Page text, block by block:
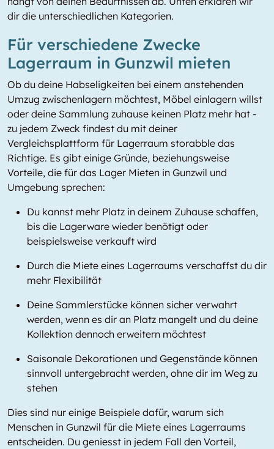
dir die unterschiedlichen Kategorien.
Für verschiedene Zwecke
Lagerraum in Gunzwil mieten
Ob du deine Habseligkeiten bei einem anstehenden
Umzug zwischenlagern möchtest, Möbel einlagern willst
oder deine Sammlung zuhause keinen Platz mehr hat -
zu jedem Zweck findest du mit deiner
Vergleichsplattform für Lagerraum storabble das
Richtige. Es gibt einige Gründe, beziehungsweise
Vorteile, die für das Lager Mieten in Gunzwil und
Umgebung sprechen:
Du kannst mehr Platz in deinem Zuhause schaffen,
bis die Lagerware wieder benötigt oder
beispielsweise verkauft wird
Durch die Miete eines Lagerraums verschaffst du dir
mehr Flexibilität
Deine Sammlerstücke können sicher verwahrt
werden, wenn es dir an Platz mangelt und du deine
Kollektion dennoch erweitern möchtest
Saisonale Dekorationen und Gegenstände können
sinnvoll untergebracht werden, ohne dir im Weg zu
stehen
Dies sind nur einige Beispiele dafür, warum sich
Menschen in Gunzwil für die Miete eines Lagerraums
entscheiden. Du geniesst in jedem Fall den Vorteil,